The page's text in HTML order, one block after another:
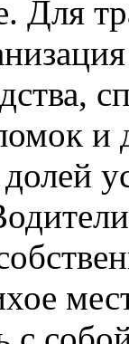
Для